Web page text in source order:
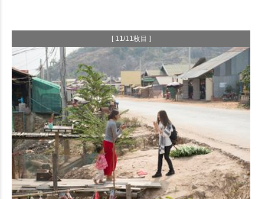
[ 11/11枚目 ]